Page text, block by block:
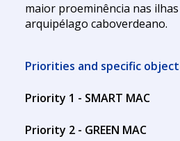
maior proeminência nas
arquipélago caboverdeano.
Priorities and specific
Priority 1 - SMART MAC
Priority 2 - GREEN MAC